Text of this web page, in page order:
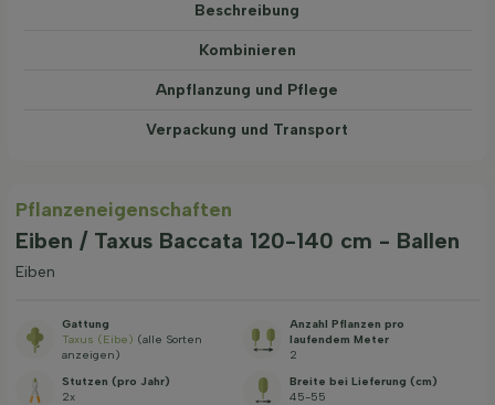
Beschreibung
Kombinieren
Anpflanzung und Pflege
Verpackung und Transport
Pflanzeneigenschaften
Eiben / Taxus Baccata 120-140 cm - Ballen
Eiben
Gattung
Taxus (Eibe) (alle Sorten
anzeigen)
Anzahl Pflanzen pro
laufendem Meter
2
Stutzen (pro Jahr)
2x
Breite bei Lieferung (cm)
45-55